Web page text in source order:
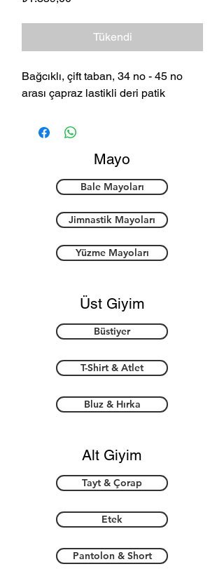
Tükendi
Bağcıklı, çift taban, 34 no - 45 no
arası çapraz lastikli deri patik
Mayo
Bale Mayoları
Jimnastik Mayoları
Yüzme Mayoları
Üst Giyim
Büstiyer
T-Shirt & Atlet
Bluz & Hırka
Alt Giyim
Tayt & Çorap
Etek
Pantolon & Short